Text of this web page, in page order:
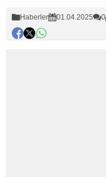
Haberler 01.04.2025 0